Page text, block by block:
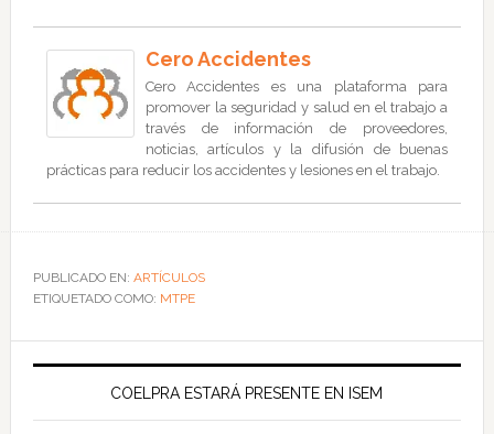
Cero Accidentes
Cero Accidentes es una plataforma para
promover la seguridad y salud en el trabajo a
través de información de proveedores,
noticias, artículos y la difusión de buenas
prácticas para reducir los accidentes y lesiones en el trabajo.
PUBLICADO EN: ARTÍCULOS
ETIQUETADO COMO: MTPE
COELPRA ESTARÁ PRESENTE EN ISEM